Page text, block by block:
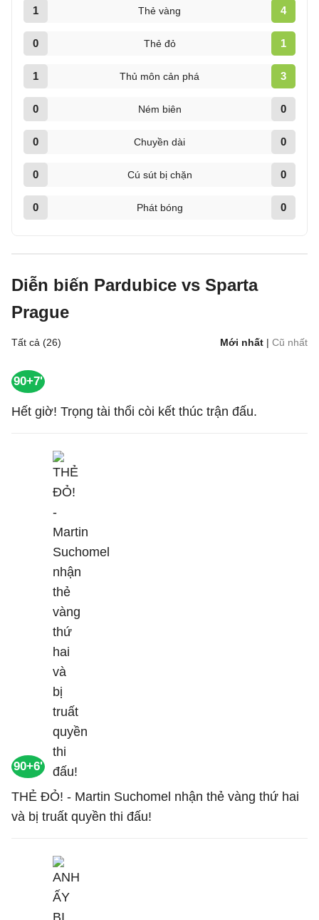
1 Thẻ vàng 4
0 Thẻ đỏ 1
1 Thủ môn cản phá 3
0 Ném biên 0
0 Chuyền dài 0
0 Cú sút bị chặn 0
0 Phát bóng 0
Diễn biến Pardubice vs Sparta
Prague
Tất cả (26) Mới nhất | Cũ nhất
90+7'
Hết giờ! Trọng tài thổi còi kết thúc trận đấu.
90+6'
THẺ ĐỎ! - Martin Suchomel nhận thẻ vàng thứ hai
và bị truất quyền thi đấu!